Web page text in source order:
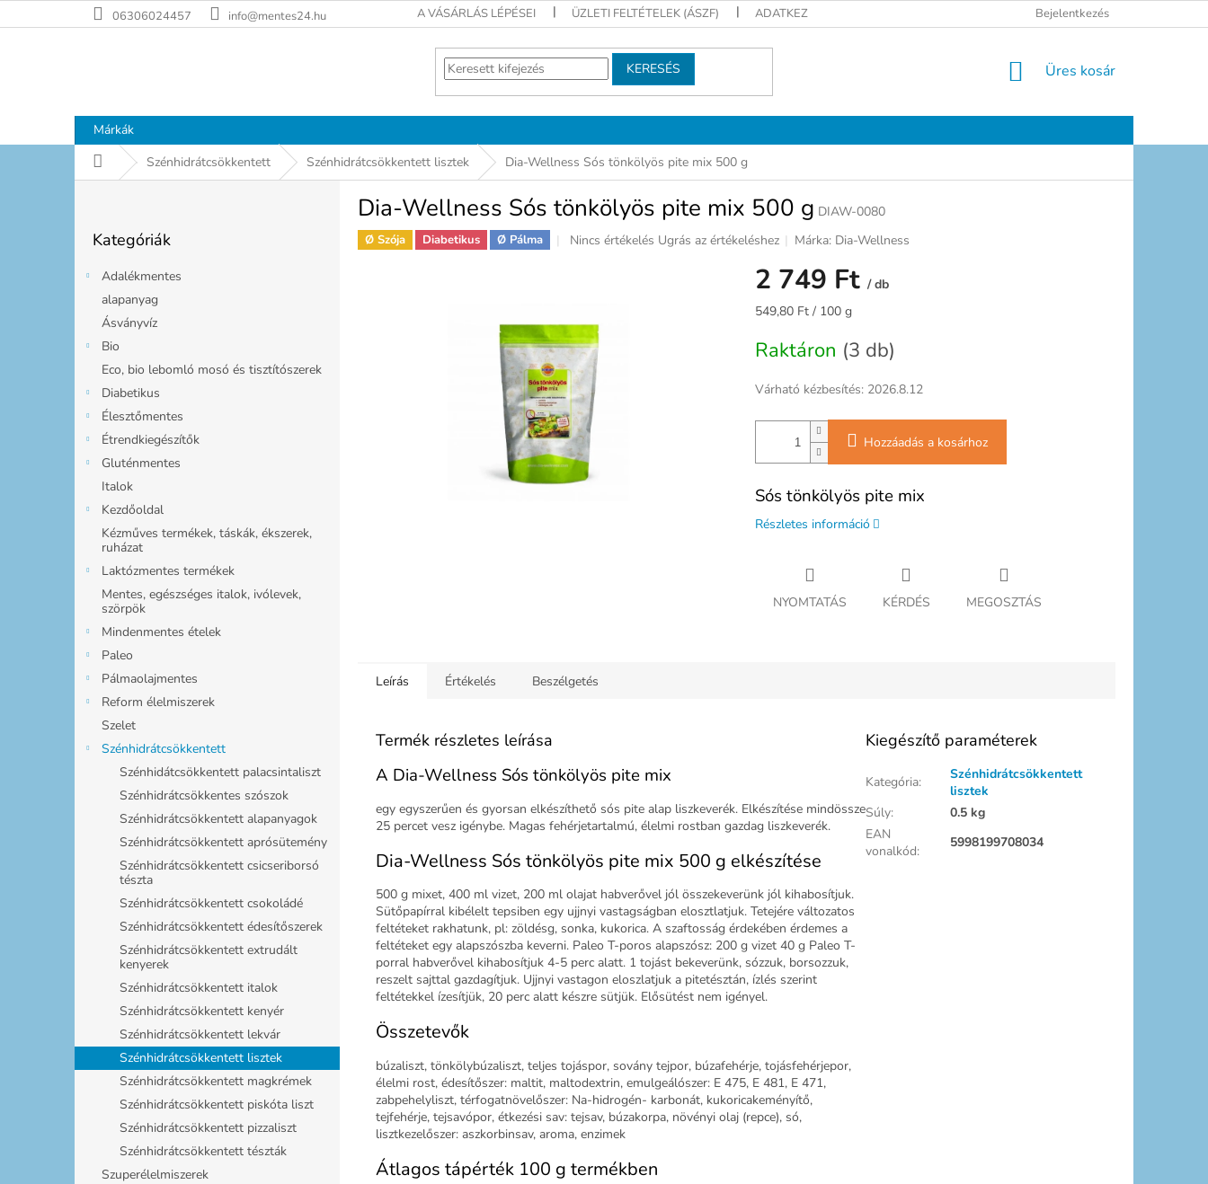
a
06306024457 info@mentes24.hu A VÁSÁRLÁS LÉPÉSEI ÜZLETI FELTÉTELEK (ÁSZF) ADATKEZELÉSI TÁJÉKOZTATÓ JOGI NYILATKOZAT ELÉRHETŐSÉGEK
Bejelentkezés
KERESÉS KOSÁR
Üres kosár
Márkák
KezdőlapSzénhidrátcsökkentett Szénhidrátcsökkentett lisztek Dia-Wellness Sós tönkölyös pite mix 500 g
átugrása
Kategóriák
Adalékmentes
alapanyag
Ásványvíz
Bio
Eco, bio lebomló mosó és tisztítószerek
Diabetikus
Élesztőmentes
Étrendkiegészítők
Gluténmentes
Italok
Kezdőoldal
Kézműves termékek, táskák, ékszerek,
ruházat
Laktózmentes termékek
Mentes, egészséges italok, ivólevek,
szörpök
Mindenmentes ételek
Paleo
Pálmaolajmentes
Reform élelmiszerek
Szelet
Szénhidrátcsökkentett
Szénhidátcsökkentett palacsintaliszt
Szénhidrátcsökkentes szószok
Szénhidrátcsökkentett alapanyagok
Szénhidrátcsökkentett aprósütemény
Szénhidrátcsökkentett csicseriborsó
tészta
Szénhidrátcsökkentett csokoládé
Szénhidrátcsökkentett édesítőszerek
Szénhidrátcsökkentett extrudált
kenyerek
Szénhidrátcsökkentett italok
Szénhidrátcsökkentett kenyér
Szénhidrátcsökkentett lekvár
Szénhidrátcsökkentett lisztek
Szénhidrátcsökkentett magkrémek
Szénhidrátcsökkentett piskóta liszt
Szénhidrátcsökkentett pizzaliszt
Szénhidrátcsökkentett tészták
Szuperélelmiszerek
Dia-Wellness Sós tönkölyös pite mix 500 g DIAW-0080
Ø Szója Diabetikus Ø Pálma
A
ből
0,0
csillag.
Nincs értékelés Ugrás az értékeléshez Márka: Dia-Wellness
2 749 Ft / db
Egységár:
549,80 Ft / 100 g
Raktáron (3 db)
Várható kézbesítés: 2026.8.12
Hozzáadás a kosárhoz
Sós tönkölyös pite mix
Részletes információ
NYOMTATÁS KÉRDÉS MEGOSZTÁS
Leírás Értékelés Beszélgetés
Termék részletes leírása
A Dia-Wellness Sós tönkölyös pite mix
egy egyszerűen és gyorsan elkészíthető sós pite alap liszkeverék. Elkészítése mindössze
25 percet vesz igénybe. Magas fehérjetartalmú, élelmi rostban gazdag liszkeverék.
Dia-Wellness Sós tönkölyös pite mix 500 g elkészítése
500 g mixet, 400 ml vizet, 200 ml olajat habverővel jól összekeverünk jól kihabosítjuk.
Sütőpapírral kibélelt tepsiben egy ujjnyi vastagságban elosztlatjuk. Tetejére változatos
feltéteket rakhatunk, pl: zöldésg, sonka, kukorica. A szaftosság érdekében érdemes a
feltéteket egy alapszószba keverni. Paleo T-poros alapszósz: 200 g vizet 40 g Paleo T-
porral habverővel kihabosítjuk 4-5 perc alatt. 1 tojást bekeverünk, sózzuk, borsozzuk,
reszelt sajttal gazdagítjuk. Ujjnyi vastagon eloszlatjuk a pitetésztán, ízlés szerint
feltétekkel ízesítjük, 20 perc alatt készre sütjük. Elősütést nem igényel.
Összetevők
búzaliszt, tönkölybúzaliszt, teljes tojáspor, sovány tejpor, búzafehérje, tojásfehérjepor,
élelmi rost, édesítőszer: maltit, maltodextrin, emulgeálószer: E 475, E 481, E 471,
zabpehelyliszt, térfogatnövelőszer: Na-hidrogén- karbonát, kukoricakeményítő,
tejfehérje, tejsavópor, étkezési sav: tejsav, búzakorpa, növényi olaj (repce), só,
lisztkezelőszer: aszkorbinsav, aroma, enzimek
Átlagos tápérték 100 g termékben
Kiegészítő paraméterek
Kategória:
Szénhidrátcsökkentett
lisztek
Súly:
0.5 kg
EAN
vonalkód:
5998199708034